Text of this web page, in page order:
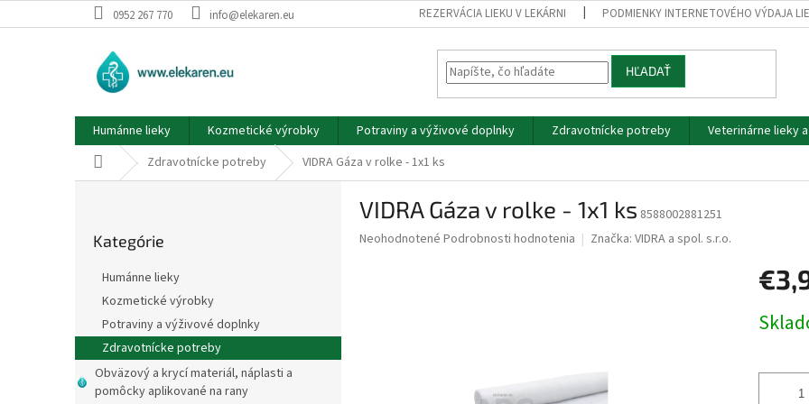
na
0952 267 770 info@elekaren.eu REZERVÁCIA LIEKU V LEKÁRNI PODMIENKY INTERNETOVÉHO VÝDAJA
HĽADAŤ
Humánne lieky Kozmetické výrobky Potraviny a výživové doplnky Zdravotnícke potreby Veterinárne lieky
Domov Zdravotnícke potreby VIDRA Gáza v rolke - 1x1 ks
kategórie
Kategórie
Humánne lieky
Kozmetické výrobky
Potraviny a výživové doplnky
Zdravotnícke potreby
Obväzový a krycí materiál, náplasti a
pomôcky aplikované na rany
VIDRA Gáza v rolke - 1x1 ks 8588002881251
Priemerné
Neohodnotené Podrobnosti hodnotenia Značka: VIDRA a spol. s.r.o.
cena: